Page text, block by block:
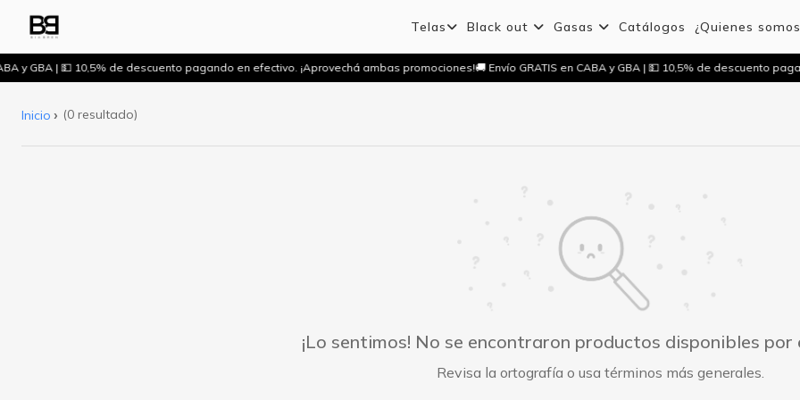
Telas Black out Gasas Catálogos ¿Quienes
y GBA | 💵 10,5% de descuento pagando en efectivo. ¡Aprovechá ambas promociones!🚚 Envío GRATIS en CABA y GBA | 💵 10,5% de descuento
Inicio (0 resultado)
¡Lo sentimos! No se encontraron productos disponibles por
Revisa la ortografía o usa términos más generales.